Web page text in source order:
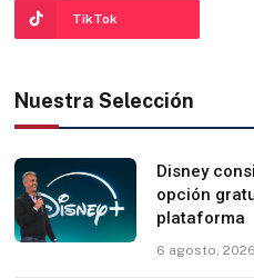
TikTok
Nuestra Selección
Disney
opción
plataforma
6 agosto, 2026